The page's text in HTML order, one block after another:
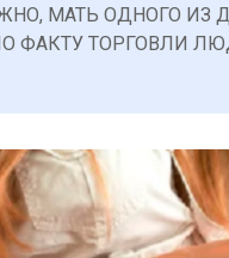
МАТЬ ОДНОГО ИЗ
ФАКТУ ТОРГОВЛИ